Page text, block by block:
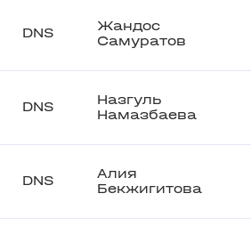
DNS
Жандос
Самуратов
DNS
Назгуль
Намазбаева
DNS
Алия
Бекжигитова